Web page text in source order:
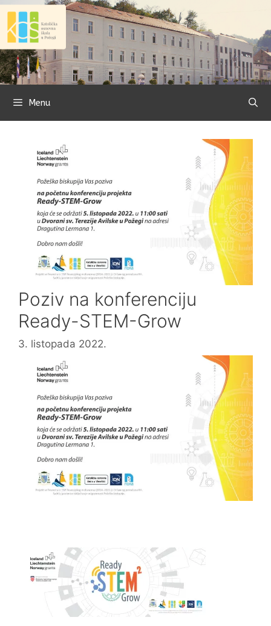
Preskoči
sadržaj
Menu
Poziv na konferenciju
Ready-STEM-Grow
3. listopada 2022.